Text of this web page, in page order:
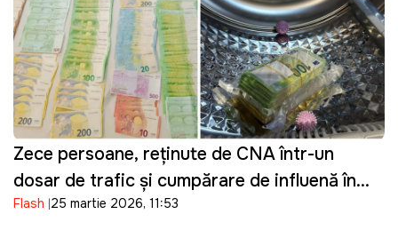
Zece persoane, reținute de CNA într-un
dosar de trafic și cumpărare de influență în
domeniul transportului
Flash 25 martie 2026, 11:53